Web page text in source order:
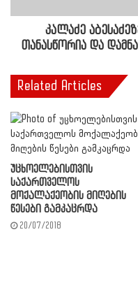
კალაძე
თანასწორია და
Related Articles
უცხოელებისთვის
საქართველოს
მოქალაქეობის მიღების
წესები გამკაცრდა
20/07/2018